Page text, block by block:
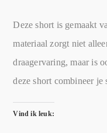
Deze short is gemaakt
materiaal zorgt niet
draagervaring, maar is
deze short combineer
Vind ik leuk: